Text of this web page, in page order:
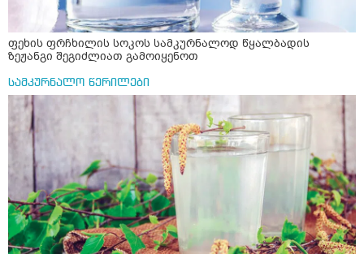
ფეხის ფრჩხილის სოკოს სამკურნალოდ წყალბადის
ზეჟანგი შეგიძლიათ გამოიყენოთ
სამკურნალო წერილები